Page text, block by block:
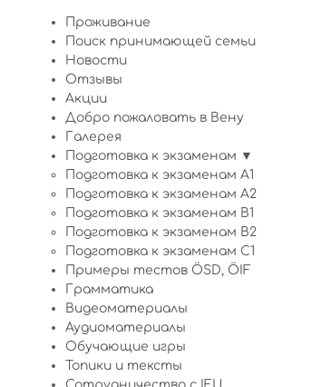
Проживание
Поиск принимающей семьи
Новости
Отзывы
Акции
Добро пожаловать в Вену
Галерея
Подготовка к экзаменам ▼
Подготовка к экзаменам A1
Подготовка к экзаменам A2
Подготовка к экзаменам B1
Подготовка к экзаменам B2
Подготовка к экзаменам C1
Примеры тестов ÖSD, ÖIF
Грамматика
Видеоматериалы
Аудиоматериалы
Обучающие игры
Топики и тексты